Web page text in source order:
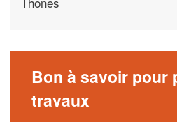
Bon à savoir pour
travaux